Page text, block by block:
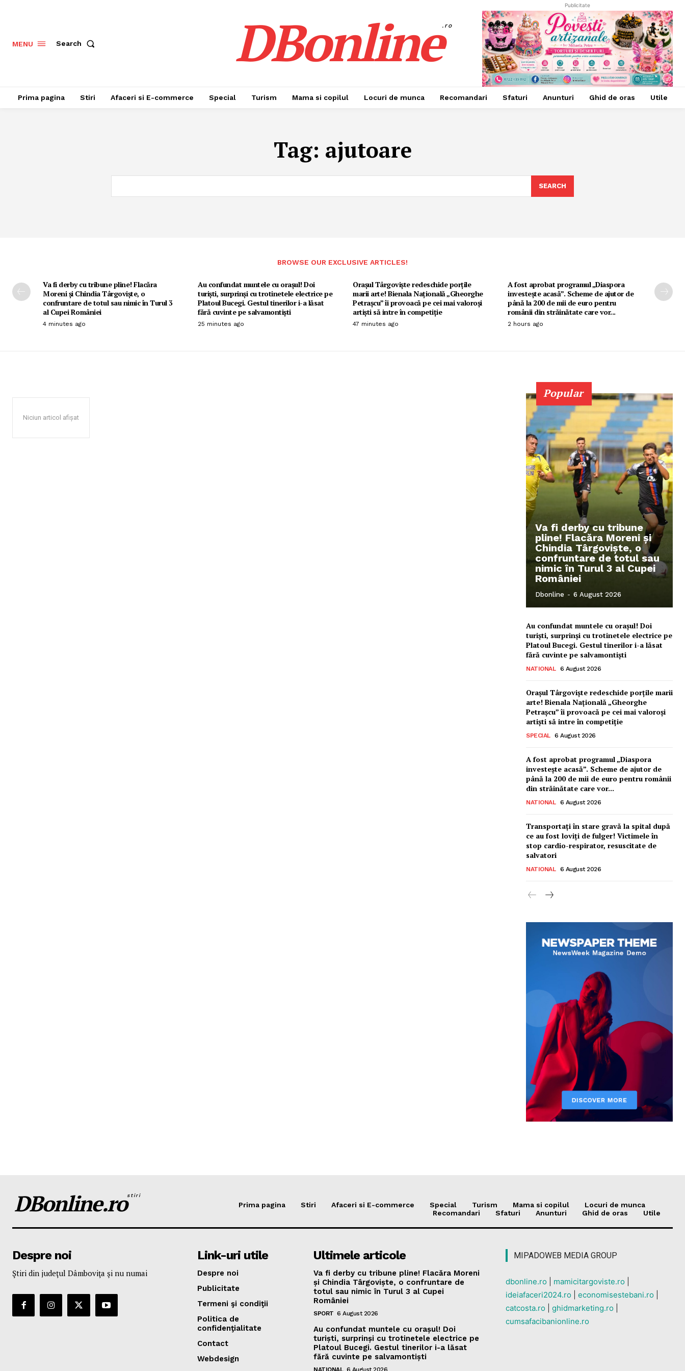
Ionuț Parghel
MENU Search DBonline.ro
Publicitate
Prima pagina Stiri Afaceri si E-commerce Special Turism Mama si copilul Locuri de munca Recomandari Sfaturi Anunturi Ghid de oras Utile
Tag: ajutoare
SEARCH
BROWSE OUR EXCLUSIVE ARTICLES!
Va fi derby cu tribune pline! Flacăra
Moreni și Chindia Târgoviște, o
confruntare de totul sau nimic în Turul 3
al Cupei României
4 minutes ago
Au confundat muntele cu orașul! Doi
turiști, surprinși cu trotinetele electrice pe
Platoul Bucegi. Gestul tinerilor i-a lăsat
fără cuvinte pe salvamontiști
25 minutes ago
Orașul Târgoviște redeschide porțile
marii arte! Bienala Națională „Gheorghe
Petrașcu” îi provoacă pe cei mai valoroși
artiști să intre în competiție
47 minutes ago
A fost aprobat programul „Diaspora
investește acasă”. Scheme de ajutor de
până la 200 de mii de euro pentru
românii din străinătate care vor...
2 hours ago
Niciun articol afișat
Popular
Va fi derby cu tribune
pline! Flacăra Moreni și
Chindia Târgoviște, o
confruntare de totul sau
nimic în Turul 3 al Cupei
României
Dbonline - 6 August 2026
Au confundat muntele cu orașul! Doi
turiști, surprinși cu trotinetele electrice pe
Platoul Bucegi. Gestul tinerilor i-a lăsat
fără cuvinte pe salvamontiști
NATIONAL 6 August 2026
Orașul Târgoviște redeschide porțile marii
arte! Bienala Națională „Gheorghe
Petrașcu” îi provoacă pe cei mai valoroși
artiști să intre în competiție
SPECIAL 6 August 2026
A fost aprobat programul „Diaspora
investește acasă”. Scheme de ajutor de
până la 200 de mii de euro pentru românii
din străinătate care vor...
NATIONAL 6 August 2026
Transportați în stare gravă la spital după
ce au fost loviți de fulger! Victimele în
stop cardio-respirator, resuscitate de
salvatori
NATIONAL 6 August 2026
DBonline.rostiri
Prima pagina Stiri Afaceri si E-commerce Special Turism Mama si copilul
Locuri de munca
Recomandari
Sfaturi Anunturi Ghid de oras Utile
Despre noi
Ştiri din judeţul Dâmboviţa şi nu numai
Link-uri utile
Despre noi
Publicitate
Termeni şi condiţii
Politica de
confidenţialitate
Contact
Webdesign
Ultimele articole
Va fi derby cu tribune pline! Flacăra Moreni
și Chindia Târgoviște, o confruntare de
totul sau nimic în Turul 3 al Cupei
României
SPORT 6 August 2026
Au confundat muntele cu orașul! Doi
turiști, surprinși cu trotinetele electrice pe
Platoul Bucegi. Gestul tinerilor i-a lăsat
fără cuvinte pe salvamontiști
NATIONAL 6 August 2026
MIPADOWEB MEDIA GROUP
dbonline.ro mamicitargoviste.ro
ideiafaceri2024.ro
economisestebani.ro
catcosta.ro
ghidmarketing.ro
cumsafacibanionline.ro